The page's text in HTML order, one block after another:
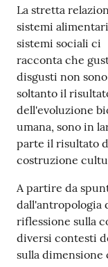
Piani
Archivio
storico
Decentrate
Patto
per
lettura
Seguici
La stretta
sistemi
sistemi sociali ci
racconta che
disgusti non sono
soltanto il
dell'evoluzione
umana, sono in
parte il risultato
costruzione
A partire da
dall'antropologia
riflessione sulla
diversi contesti
sulla dimensione